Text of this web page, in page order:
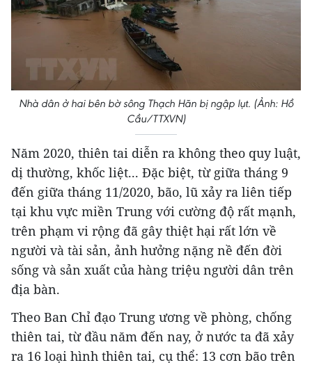
Nhà dân ở hai bên bờ sông Thạch Hãn bị ngập lụt. (Ảnh: Hồ
Cầu/TTXVN)
Năm 2020, thiên tai diễn ra không theo quy luật,
dị thường, khốc liệt... Đặc biệt, từ giữa tháng 9
đến giữa tháng 11/2020, bão, lũ xảy ra liên tiếp
tại khu vực miền Trung với cường độ rất mạnh,
trên phạm vi rộng đã gây thiệt hại rất lớn về
người và tài sản, ảnh hưởng nặng nề đến đời
sống và sản xuất của hàng triệu người dân trên
địa bàn.
Theo Ban Chỉ đạo Trung ương về phòng, chống
thiên tai, từ đầu năm đến nay, ở nước ta đã xảy
ra 16 loại hình thiên tai, cụ thể: 13 cơn bão trên